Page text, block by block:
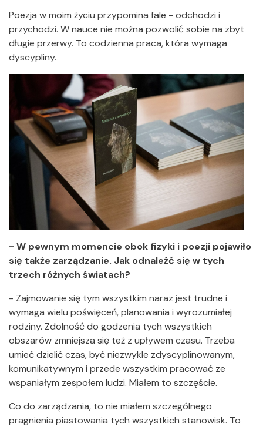
Poezja w moim życiu przypomina fale - odchodzi i
przychodzi. W nauce nie można pozwolić sobie na zbyt
długie przerwy. To codzienna praca, która wymaga
dyscypliny.
- W pewnym momencie obok fizyki i poezji pojawiło
się także zarządzanie. Jak odnaleźć się w tych
trzech różnych światach?
- Zajmowanie się tym wszystkim naraz jest trudne i
wymaga wielu poświęceń, planowania i wyrozumiałej
rodziny. Zdolność do godzenia tych wszystkich
obszarów zmniejsza się też z upływem czasu. Trzeba
umieć dzielić czas, być niezwykle zdyscyplinowanym,
komunikatywnym i przede wszystkim pracować ze
wspaniałym zespołem ludzi. Miałem to szczęście.
Co do zarządzania, to nie miałem szczególnego
pragnienia piastowania tych wszystkich stanowisk. To